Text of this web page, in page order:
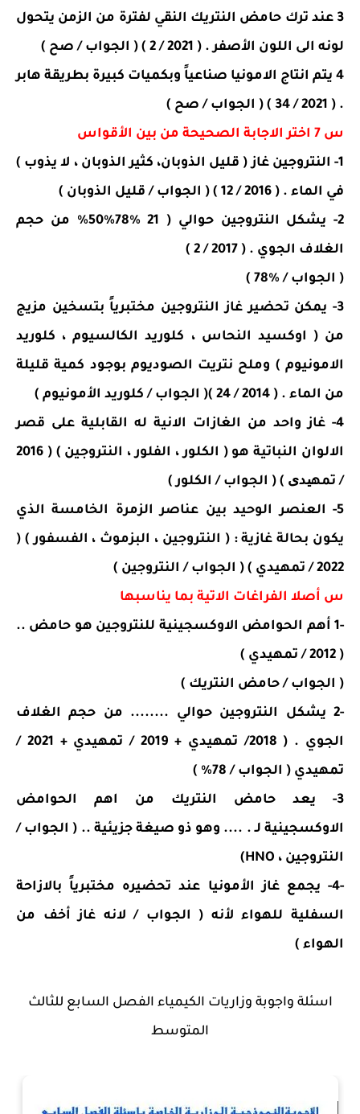
3 عند ترك حامض النتريك النقي لفترة من الزمن يتحول
لونه الى اللون الأصفر . ( 2021 / 2 ) ( الجواب / صح )
4 يتم انتاج الامونيا صناعياً وبكميات كبيرة بطريقة هابر
. ( 2021 / 34 ) ( الجواب / صح )
س 7 اختر الاجابة الصحيحة من بين الأقواس
1- النتروجين غاز ( قليل الذوبان، كثير الذوبان ، لا يذوب )
في الماء . ( 2016 / 12 ) ( الجواب / قليل الذوبان )
2- يشكل النتروجين حوالي ( 21 %78%50% من حجم
الغلاف الجوي . ( 2017 / 2 )
( الجواب / %78 )
3- يمكن تحضير غاز النتروجين مختبرياً بتسخين مزيج
من ( اوكسيد النحاس ، كلوريد الكالسيوم ، كلوريد
الامونيوم ) وملح نتريت الصوديوم بوجود كمية قليلة
من الماء . ( 2014 / 24 )
( الجواب / كلوريد الأمونيوم )
4- غاز واحد من الغازات الانية له القابلية على قصر
الالوان النباتية هو ( الكلور ، الفلور ، النتروجين ) ( 2016
/ تمهیدی ) ( الجواب / الكلور )
5- العنصر الوحيد بين عناصر الزمرة الخامسة الذي
يكون بحالة غازية : ( النتروجين ، البزموث ، الفسفور ) (
2022 / تمهيدي ) ( الجواب / النتروجين )
س أصلا الفراغات الاتية بما يناسبها
-1 أهم الحوامض الاوكسجينية للنتروجين هو حامض ..
( 2012 / تمهيدي )
( الجواب / حامض النتريك )
-2 يشكل النتروجين حوالي ........ من حجم الغلاف
الجوي . ( 2018/ تمهيدي + 2019 / تمهيدي + 2021 /
تمهيدي ( الجواب / 78% )
3- يعد حامض النتريك من اهم الحوامض
الاوكسجينية لـ . .... وهو ذو صيغة جزيئية .. ( الجواب /
النتروجين ، HNO)
-4- يجمع غاز الأمونيا عند تحضيره مختبرياً بالازاحة
السفلية للهواء لأنه ( الجواب / لانه غاز أخف من
الهواء )
اسئلة واجوبة وزاريات الكيمياء الفصل السابع للثالث
المتوسط